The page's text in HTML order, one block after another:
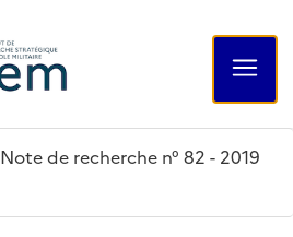
Note de recherche n° 82 - 2019